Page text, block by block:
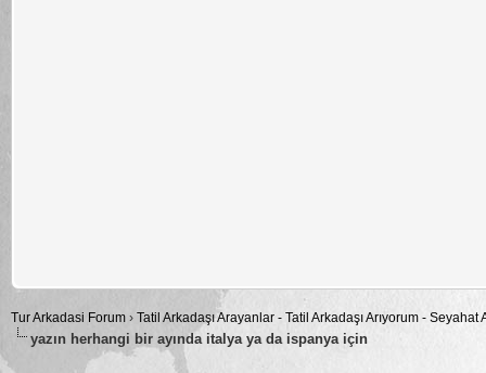
Tur Arkadasi Forum › Tatil Arkadaşı Arayanlar - Tatil Arkadaşı Arıyorum -
yazın herhangi bir ayında italya ya da ispanya için